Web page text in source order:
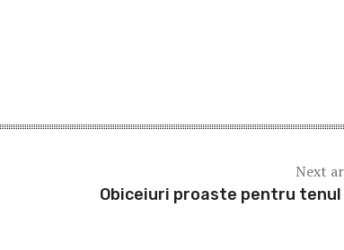
Next
Obiceiuri proaste pentru